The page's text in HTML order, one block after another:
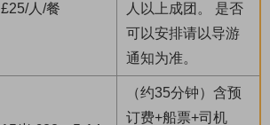
£25/人/餐
人以上成团。 是否
可以安排请以导游
通知为准。
（约35分钟）含预
订费+船票+司机